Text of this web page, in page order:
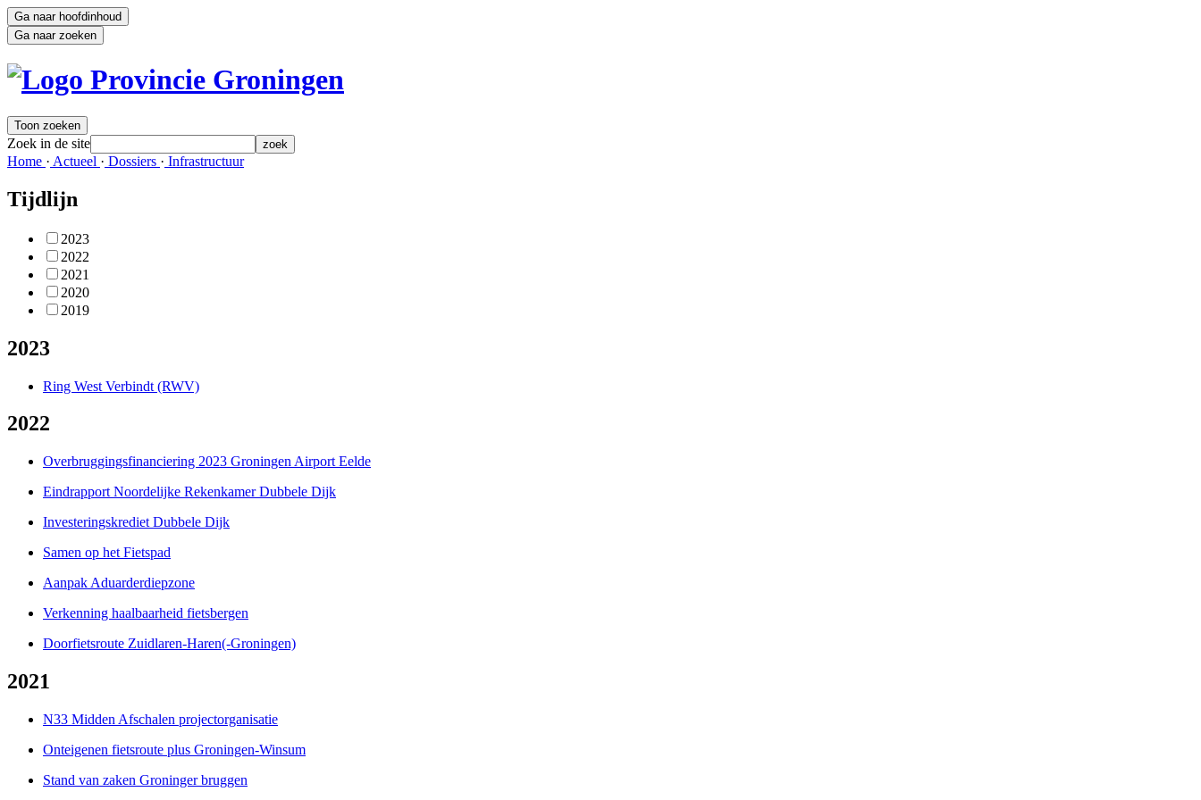
Ga naar hoofdinhoud
Ga naar zoeken
Toon zoeken
Zoek in de site zoek
Home · Actueel · Dossiers · Infrastructuur
Tijdlijn
2023
2022
2021
2020
2019
2023
Ring West Verbindt (RWV)
2022
Overbruggingsfinanciering 2023 Groningen Airport Eelde
Eindrapport Noordelijke Rekenkamer Dubbele Dijk
Investeringskrediet Dubbele Dijk
Samen op het Fietspad
Aanpak Aduarderdiepzone
Verkenning haalbaarheid fietsbergen
Doorfietsroute Zuidlaren-Haren(-Groningen)
2021
N33 Midden Afschalen projectorganisatie
Onteigenen fietsroute plus Groningen-Winsum
Stand van zaken Groninger bruggen